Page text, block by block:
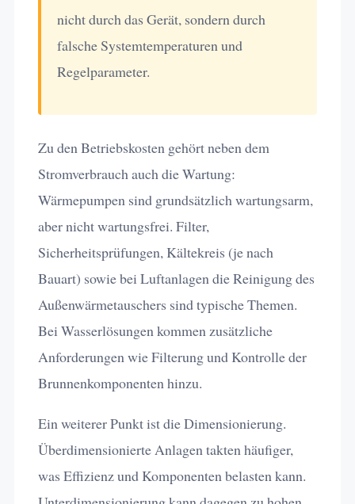
nicht durch das Gerät, sondern durch
falsche Systemtemperaturen und
Regelparameter.
Zu den Betriebskosten gehört neben dem
Stromverbrauch auch die Wartung:
Wärmepumpen sind grundsätzlich wartungsarm,
aber nicht wartungsfrei. Filter,
Sicherheitsprüfungen, Kältekreis (je nach
Bauart) sowie bei Luftanlagen die Reinigung des
Außenwärmetauschers sind typische Themen.
Bei Wasserlösungen kommen zusätzliche
Anforderungen wie Filterung und Kontrolle der
Brunnenkomponenten hinzu.
Ein weiterer Punkt ist die Dimensionierung.
Überdimensionierte Anlagen takten häufiger,
was Effizienz und Komponenten belasten kann.